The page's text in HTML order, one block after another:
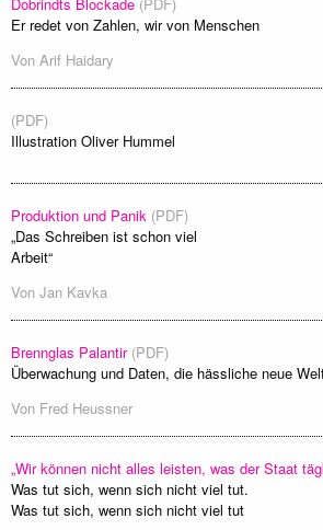
Er redet von Zahlen, wir von Menschen
Von Arif Haidary
(PDF)
Illustration Oliver Hummel
Produktion und Panik (PDF)
„Das Schreiben ist schon viel
Arbeit“
Von Jan Kavka
Brennglas Palantir (PDF)
Überwachung und Daten, die hässliche neue
Von Fred Heussner
„Wir können nicht alles leisten, was der Staat
Was tut sich, wenn sich nicht viel tut.
Was tut sich, wenn sich nicht viel tut